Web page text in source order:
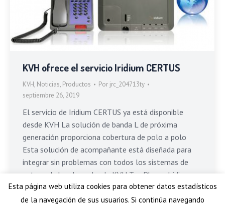
KVH ofrece el servicio Iridium CERTUS
KVH, Noticias, Productos Por jrc_204713ty
septiembre 26, 2019
El servicio de Iridium CERTUS ya está disponible
desde KVH La solución de banda L de próxima
generación proporciona cobertura de polo a polo
Esta solución de acompañante está diseñada para
integrar sin problemas con todos los sistemas de
antena de banda ancha de KVH TracPhone. Iridium
Certus es una solución de banda L de…
Esta página web utiliza cookies para obtener datos estadísticos
de la navegación de sus usuarios. Si continúa navegando